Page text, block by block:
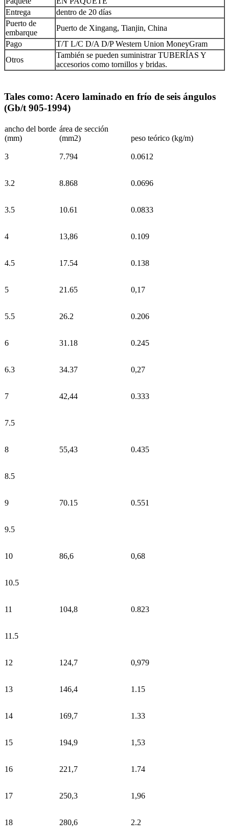
Entrega
dentro de 20 días
Puerto de
embarque
Puerto de Xingang, Tianjin, China
Pago
T/T L/C D/A D/P Western Union MoneyGram
Otros
También se pueden suministrar TUBERÍAS Y
accesorios como tornillos y bridas.
Tales como: Acero laminado en frío de seis ángulos
(Gb/t 905-1994)
ancho del borde
(mm)
área de sección
(mm2)
peso teórico (kg/m)
3 7.794 0.0612
3.2 8.868 0.0696
3.5 10.61 0.0833
4 13,86 0.109
4.5 17.54 0.138
5 21.65 0,17
5.5 26.2 0.206
6 31.18 0.245
6.3 34.37 0,27
7 42,44 0.333
7.5
8 55,43 0.435
8.5
9 70.15 0.551
9.5
10 86,6 0,68
10.5
11 104,8 0.823
11.5
12 124,7 0,979
13 146,4 1.15
14 169,7 1.33
15 194,9 1,53
16 221,7 1.74
17 250,3 1,96
18 280,6 2.2